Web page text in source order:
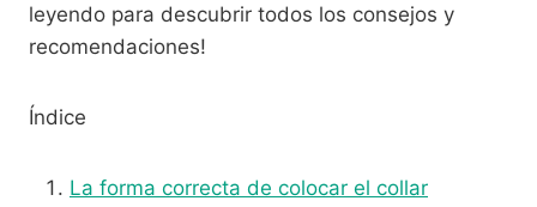
leyendo para descubrir todos los consejos y
recomendaciones!
Índice
La forma correcta de colocar el collar